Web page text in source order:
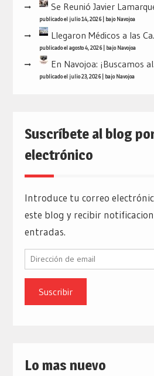
Se Reunió Javier
publicado el julio 14, 2026| bajo Navojoa
Llegaron Médicos a las
publicado el agosto 4, 2026| bajo Navojoa
En Navojoa: ¡Buscamos
publicado el julio 23, 2026| bajo Navojoa
Suscríbete al blog
electrónico
Introduce tu correo
este blog y recibir
entradas.
Dirección
email
Lo mas nuevo